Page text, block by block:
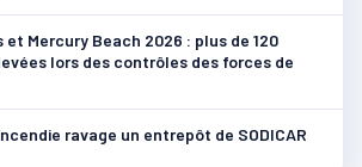
et Mercury Beach 2026 : plus de 120
lors des contrôles des forces de
ravage un entrepôt de SODICAR